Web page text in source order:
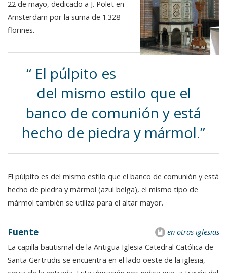
22 de mayo, dedicado a J. Polet en
Amsterdam por la suma de 1.328
florines.
El púlpito es
del mismo estilo que el
banco de comunión y está
hecho de piedra y mármol.
El púlpito es del mismo estilo que el banco de comunión y está
hecho de piedra y mármol (azul belga), el mismo tipo de
mármol también se utiliza para el altar mayor.
en otras iglesias
Fuente
La capilla bautismal de la Antigua Iglesia Catedral Católica de
Santa Gertrudis se encuentra en el lado oeste de la iglesia,